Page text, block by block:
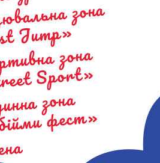
зона
Jump»
зона
Sport»
зона
фест»